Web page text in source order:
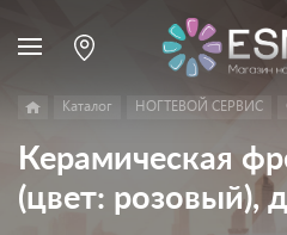
Каталог НОГТЕВОЙ СЕРВИС
Керамическая
(цвет: розовый),